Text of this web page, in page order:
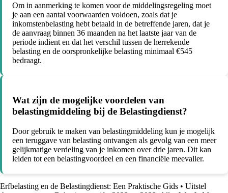
Om in aanmerking te komen voor de middelingsregeling moet
je aan een aantal voorwaarden voldoen, zoals dat je
inkomstenbelasting hebt betaald in de betreffende jaren, dat je
de aanvraag binnen 36 maanden na het laatste jaar van de
periode indient en dat het verschil tussen de herrekende
belasting en de oorspronkelijke belasting minimaal €545
bedraagt.
Wat zijn de mogelijke voordelen van
belastingmiddeling bij de Belastingdienst?
Door gebruik te maken van belastingmiddeling kun je mogelijk
een teruggave van belasting ontvangen als gevolg van een meer
gelijkmatige verdeling van je inkomen over drie jaren. Dit kan
leiden tot een belastingvoordeel en een financiële meevaller.
Erfbelasting en de Belastingdienst: Een Praktische Gids • Uitstel